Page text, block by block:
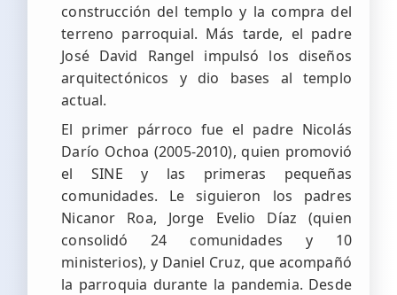
construcción del templo y la compra del
terreno parroquial. Más tarde, el padre
José David Rangel impulsó los diseños
arquitectónicos y dio bases al templo
actual.
El primer párroco fue el padre Nicolás
Darío Ochoa (2005-2010), quien promovió
el SINE y las primeras pequeñas
comunidades. Le siguieron los padres
Nicanor Roa, Jorge Evelio Díaz (quien
consolidó 24 comunidades y 10
ministerios), y Daniel Cruz, que acompañó
la parroquia durante la pandemia. Desde